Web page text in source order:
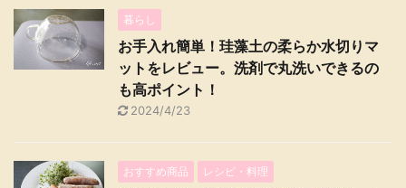
暮らし
お手入れ簡単！珪藻土の柔らか水切りマ
ットをレビュー。洗剤で丸洗いできるの
も高ポイント！
2024/4/23
おすすめ商品 レシピ・料理